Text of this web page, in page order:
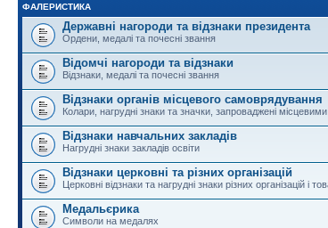
ФАЛЕРИСТИКА
Державні нагороди та відзнаки президента
Ордени, медалі та почесні звання
Відомчі нагороди та відзнаки
Відзнаки, медалі та почесні звання
Відзнаки органів місцевого самоврядування
Колари, нагрудні знаки та значки, запроваджені
Відзнаки навчальних закладів
Нагрудні знаки закладів освіти
Відзнаки церковні та різних організацій
Церковні відзнаки та нагрудні знаки різних організацій і
Медальєрика
Символи на медалях